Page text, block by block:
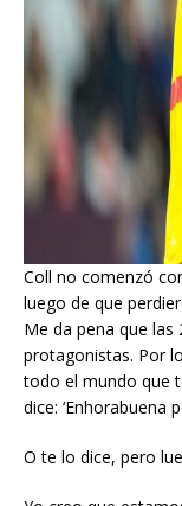
Coll no comenzó
luego de que
Me da pena que
protagonistas. Por
todo el mundo que
dice: ‘Enhorabuena
O te lo dice, pero